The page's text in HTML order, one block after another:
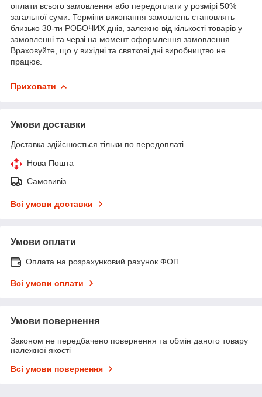
оплати всього замовлення або передоплати у розмірі 50%
загальної суми. Терміни виконання замовлень становлять
близько 30-ти РОБОЧИХ днів, залежно від кількості товарів у
замовленні та черзі на момент оформлення замовлення.
Враховуйте, що у вихідні та святкові дні виробництво не
працює.
Приховати
Умови доставки
Доставка здійснюється тільки по передоплаті.
Нова Пошта
Самовивіз
Всі умови доставки
Умови оплати
Оплата на розрахунковий рахунок ФОП
Всі умови оплати
Умови повернення
Законом не передбачено повернення та обмін даного товару
належної якості
Всі умови повернення